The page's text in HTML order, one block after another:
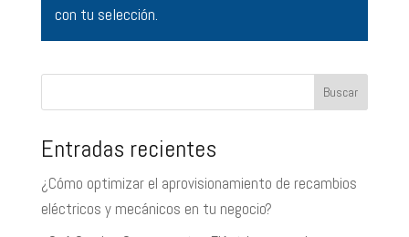
con tu selección.
Buscar
Entradas recientes
¿Cómo optimizar el aprovisionamiento de recambios
eléctricos y mecánicos en tu negocio?